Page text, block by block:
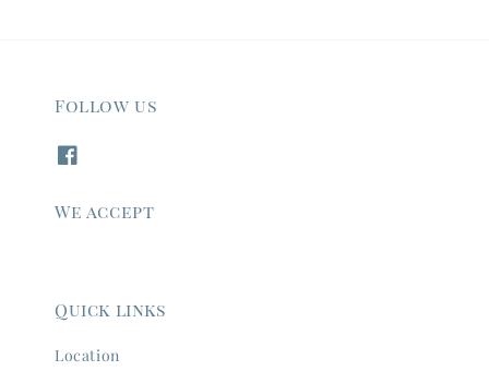
Follow us
We accept
Quick links
Location